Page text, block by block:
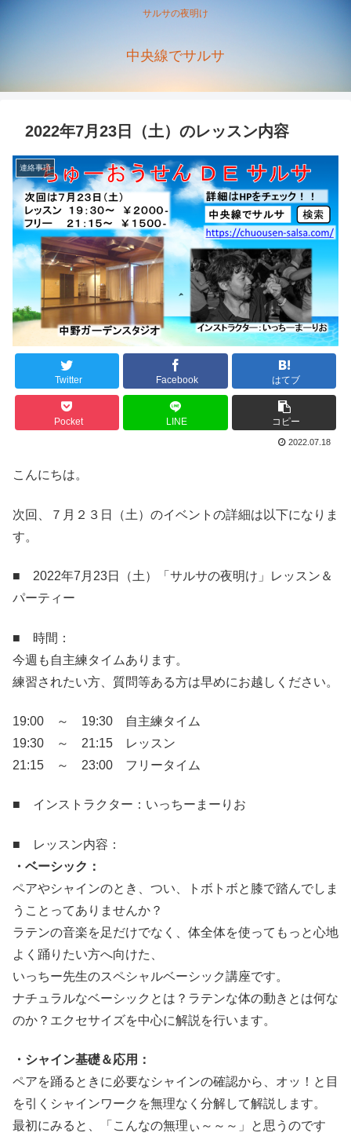
サルサの夜明け
中央線でサルサ
2022年7月23日（土）のレッスン内容
連絡事項
Twitter Facebook はてブ
Pocket LINE コピー
2022.07.18
こんにちは。
次回、７月２３日（土）のイベントの詳細は以下になりま
す。
■ 2022年7月23日（土）「サルサの夜明け」レッスン＆
パーティー
■ 時間：
今週も自主練タイムあります。
練習されたい方、質問等ある方は早めにお越しください。
19:00 ～ 19:30 自主練タイム
19:30 ～ 21:15 レッスン
21:15 ～ 23:00 フリータイム
■ インストラクター：いっちーまーりお
■ レッスン内容：
・ベーシック：
ペアやシャインのとき、つい、トボトボと膝で踏んでしま
うことってありませんか？
ラテンの音楽を足だけでなく、体全体を使ってもっと心地
よく踊りたい方へ向けた、
いっちー先生のスペシャルベーシック講座です。
ナチュラルなベーシックとは？ラテンな体の動きとは何な
のか？エクセサイズを中心に解説を行います。
・シャイン基礎＆応用：
ペアを踊るときに必要なシャインの確認から、オッ！と目
を引くシャインワークを無理なく分解して解説します。
最初にみると、「こんなの無理ぃ～～～」と思うのです